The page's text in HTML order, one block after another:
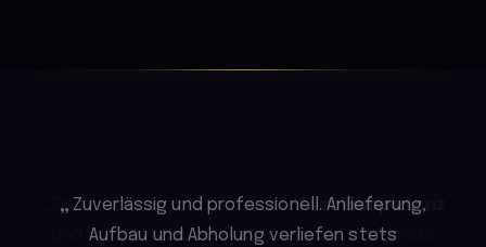
Zuverlässig und professionell. Anlieferung,
Aufbau und Abholung verliefen stets